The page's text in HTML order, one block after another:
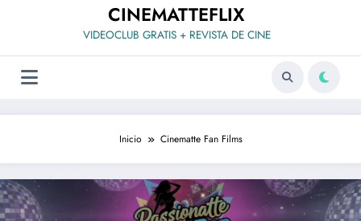
CINEMATTEFLIX
VIDEOCLUB GRATIS + REVISTA DE CINE
Inicio Cinematte Fan Films